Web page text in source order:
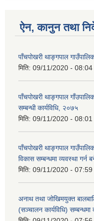
ऐन, कानुन तथा
पाँचपोखरी थाङ्गपाल
मिति: 09/11/2020 - 08:04
पाँचपोखरी थाङ्गपाल
सम्बन्धी कार्यविधि, २०७५
मिति: 09/11/2020 - 08:01
पाँचपोखरी थाङ्गपाल
विकास सम्बन्धमा व्यवस्था गर्न
मिति: 09/11/2020 - 07:59
अनाथ तथा जोखिमयुक्त
(सञ्चालन कार्यविधि)